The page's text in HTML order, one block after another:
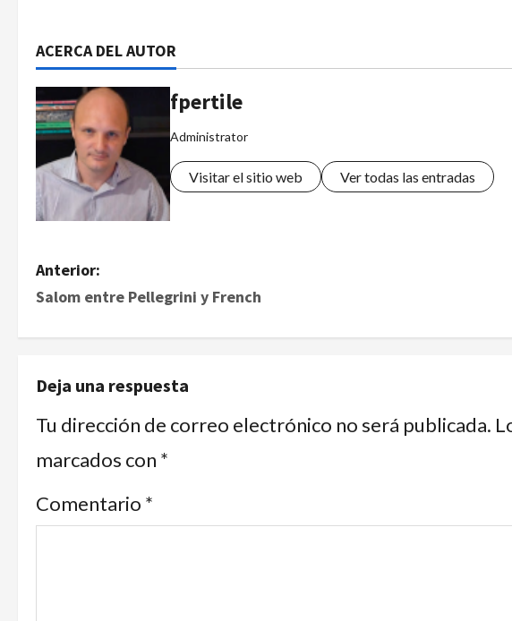
ACERCA DEL AUTOR
fpertile
Administrator
Visitar el sitio web Ver todas las entradas
Anterior:
Salom entre Pellegrini y French
Deja una respuesta
Tu dirección de correo electrónico no será publicada.
marcados con *
Comentario *